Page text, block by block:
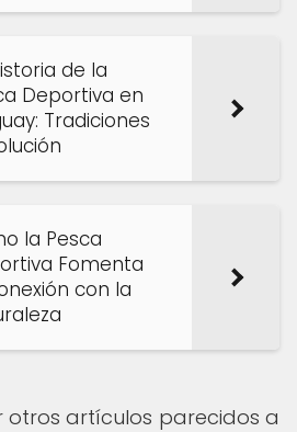
de la
Deportiva en
Tradiciones
la Pesca
Fomenta
con la
otros artículos parecidos a